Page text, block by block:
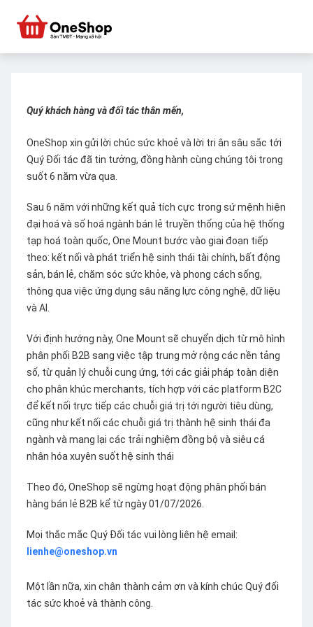
Quý khách hàng và đối tác thân mến,
OneShop xin gửi lời chúc sức khoẻ và lời tri ân sâu sắc tới
Quý Đối tác đã tin tưởng, đồng hành cùng chúng tôi trong
suốt 6 năm vừa qua.
Sau 6 năm với những kết quả tích cực trong sứ mệnh hiện
đại hoá và số hoá ngành bán lẻ truyền thống của hệ thống
tạp hoá toàn quốc, One Mount bước vào giai đoạn tiếp
theo: kết nối và phát triển hệ sinh thái tài chính, bất động
sản, bán lẻ, chăm sóc sức khỏe, và phong cách sống,
thông qua việc ứng dụng sâu năng lực công nghệ, dữ liệu
và AI.
Với định hướng này, One Mount sẽ chuyển dịch từ mô hình
phân phối B2B sang việc tập trung mở rộng các nền tảng
số, từ quản lý chuỗi cung ứng, tới các giải pháp toàn diện
cho phân khúc merchants, tích hợp với các platform B2C
để kết nối trực tiếp các chuỗi giá trị tới người tiêu dùng,
cũng như kết nối các chuỗi giá trị thành hệ sinh thái đa
ngành và mang lại các trải nghiệm đồng bộ và siêu cá
nhân hóa xuyên suốt hệ sinh thái
Theo đó, OneShop sẽ ngừng hoạt động phân phối bán
hàng bán lẻ B2B kể từ ngày 01/07/2026.
Mọi thắc mắc Quý Đối tác vui lòng liên hệ email:
lienhe@oneshop.vn
Một lần nữa, xin chân thành cảm ơn và kính chúc Quý đối
tác sức khoẻ và thành công.